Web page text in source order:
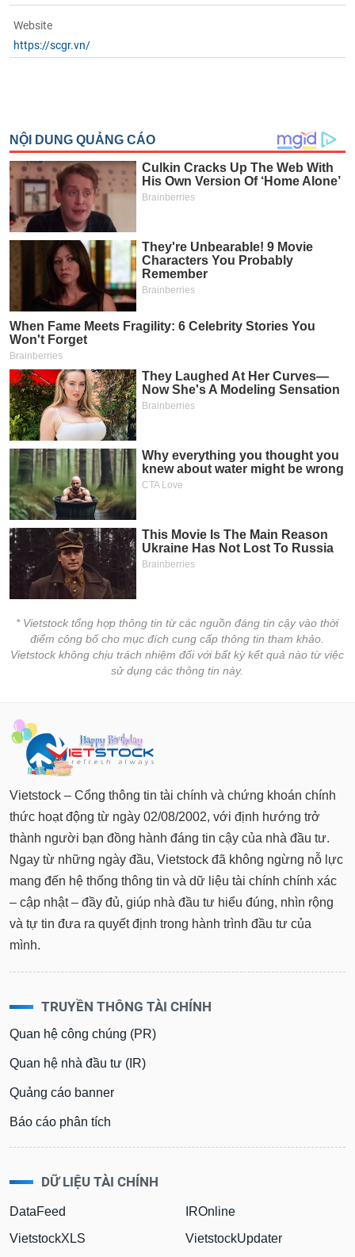
Website
https://scgr.vn/
* Vietstock tổng hợp thông tin từ các nguồn đáng tin cậy vào thời
điểm công bố cho mục đích cung cấp thông tin tham khảo.
Vietstock không chịu trách nhiệm đối với bất kỳ kết quả nào từ việc
sử dụng các thông tin này.
Vietstock – Cổng thông tin tài chính và chứng khoán chính
thức hoạt động từ ngày 02/08/2002, với định hướng trở
thành người bạn đồng hành đáng tin cậy của nhà đầu tư.
Ngay từ những ngày đầu, Vietstock đã không ngừng nỗ lực
mang đến hệ thống thông tin và dữ liệu tài chính chính xác
– cập nhật – đầy đủ, giúp nhà đầu tư hiểu đúng, nhìn rộng
và tự tin đưa ra quyết định trong hành trình đầu tư của
mình.
TRUYỀN THÔNG TÀI CHÍNH
Quan hệ công chúng (PR)
Quan hệ nhà đầu tư (IR)
Quảng cáo banner
Báo cáo phân tích
DỮ LIỆU TÀI CHÍNH
DataFeed
VietstockXLS
IROnline
VietstockUpdater